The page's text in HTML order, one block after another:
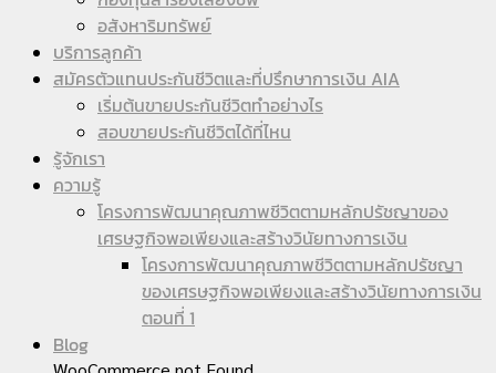
อสังหาริมทรัพย์
บริการลูกค้า
สมัครตัวแทนประกันชีวิตและที่ปรึกษาการเงิน AIA
เริ่มต้นขายประกันชีวิตทำอย่างไร
สอบขายประกันชีวิตได้ที่ไหน
รู้จักเรา
ความรู้
โครงการพัฒนาคุณภาพชีวิตตามหลักปรัชญาของ
เศรษฐกิจพอเพียงและสร้างวินัยทางการเงิน
โครงการพัฒนาคุณภาพชีวิตตามหลักปรัชญา
ของเศรษฐกิจพอเพียงและสร้างวินัยทางการเงิน
ตอนที่ 1
Blog